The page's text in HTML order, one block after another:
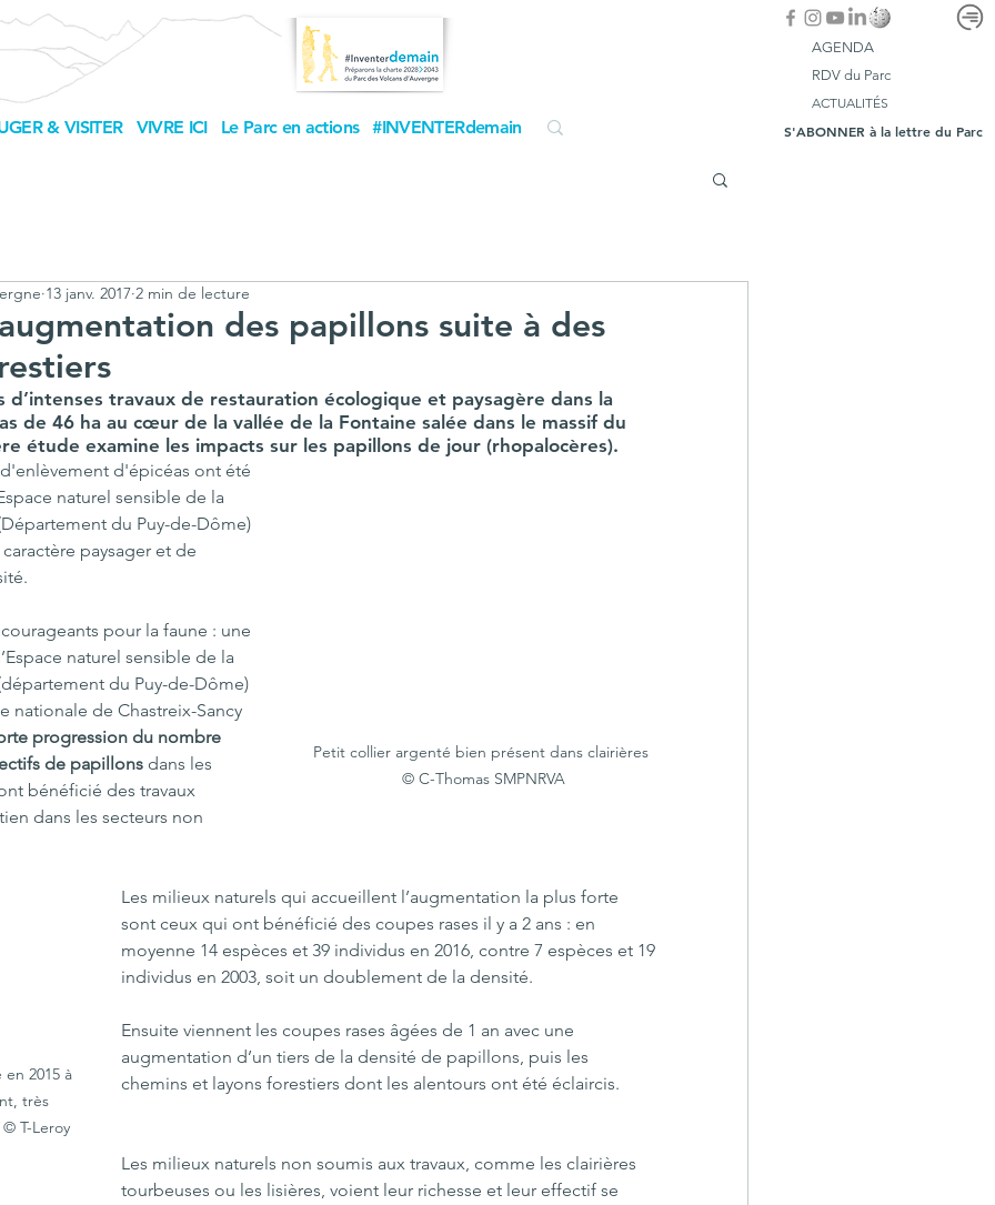
& VISITER VIVRE ICI Le Parc en actions #INVENTERdemain
AGENDA
RDV du Parc
ACTUALITÉS
S'ABONNER à la lettre du Parc
des papillons suite à des
13 janv. 2017 2 min de lecture
d’intenses travaux de restauration écologique et paysagère dans la
de 46 ha au cœur de la vallée de la Fontaine salée dans le massif du
étude examine les impacts sur les papillons de jour (rhopalocères).
Petit collier argenté bien présent dans clairières
© C-Thomas SMPNRVA
d'enlèvement d'épicéas ont été
naturel sensible de la
du Puy-de-Dôme)
paysager et de
pour la faune : une
naturel sensible de la
du Puy-de-Dôme)
nationale de Chastreix-Sancy
progression du nombre
de papillons dans les
bénéficié des travaux
dans les secteurs non
2015 à
très
T-Leroy
Les milieux naturels qui accueillent l’augmentation la plus forte
sont ceux qui ont bénéficié des coupes rases il y a 2 ans : en
moyenne 14 espèces et 39 individus en 2016, contre 7 espèces et 19
individus en 2003, soit un doublement de la densité.
Ensuite viennent les coupes rases âgées de 1 an avec une
augmentation d’un tiers de la densité de papillons, puis les
chemins et layons forestiers dont les alentours ont été éclaircis.
Les milieux naturels non soumis aux travaux, comme les clairières
tourbeuses ou les lisières, voient leur richesse et leur effectif se